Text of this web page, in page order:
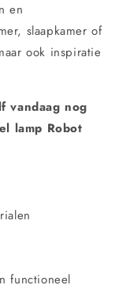
en
slaapkamer of
ook inspiratie
vandaag nog
lamp Robot
functioneel